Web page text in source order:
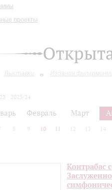
проекты
Выставки Издания
2023/24
Февраль Март
8 9 10 11 12 13 14
Контрабас